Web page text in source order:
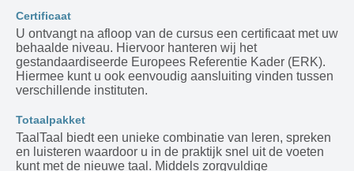
Certificaat
U ontvangt na afloop van de cursus een certificaat met uw
behaalde niveau. Hiervoor hanteren wij het
gestandaardiseerde Europees Referentie Kader (ERK).
Hiermee kunt u ook eenvoudig aansluiting vinden tussen
verschillende instituten.
Totaalpakket
TaalTaal biedt een unieke combinatie van leren, spreken
en luisteren waardoor u in de praktijk snel uit de voeten
kunt met de nieuwe taal. Middels zorgvuldige